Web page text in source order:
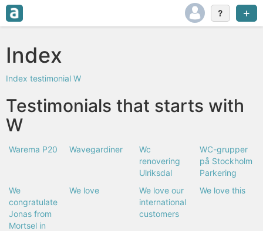
Index
Index testimonial W
Testimonials that starts with
W
Warema P20 Wavegardiner
Wc
renovering
Ulriksdal
WC-grupper
på Stockholm
Parkering
We
congratulate
Jonas from
Mortsel in
We love
We love our
international
customers
We love this